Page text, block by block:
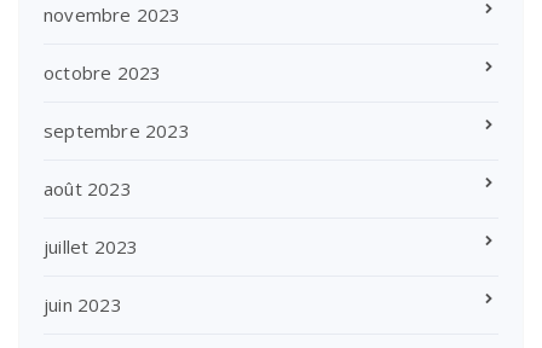
novembre 2023
octobre 2023
septembre 2023
août 2023
juillet 2023
juin 2023